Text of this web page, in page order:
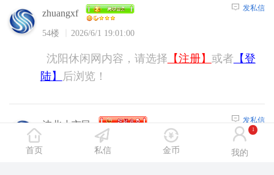
zhuangxf
54楼 2026/6/1 19:01:00
发私信
沈阳休闲网内容，请选择 【注册】 或者 【登
陆】
后浏览！
沈北小市民
55楼 2026/6/2 8:54:00
发私信
首页 私信 金币 我的
1